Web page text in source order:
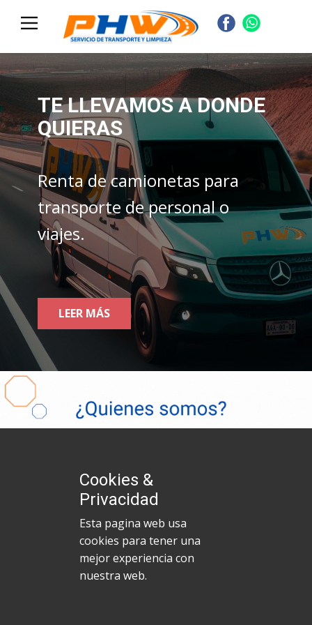
TE LLEVAMOS A DONDE
QUIERAS
Renta de ​camionetas para
transporte de personal o
viajes.
LEER MÁS
Cookies &
Privacidad
Esta pagina web usa
cookies para tener una
mejor experiencia con
nuestra web.